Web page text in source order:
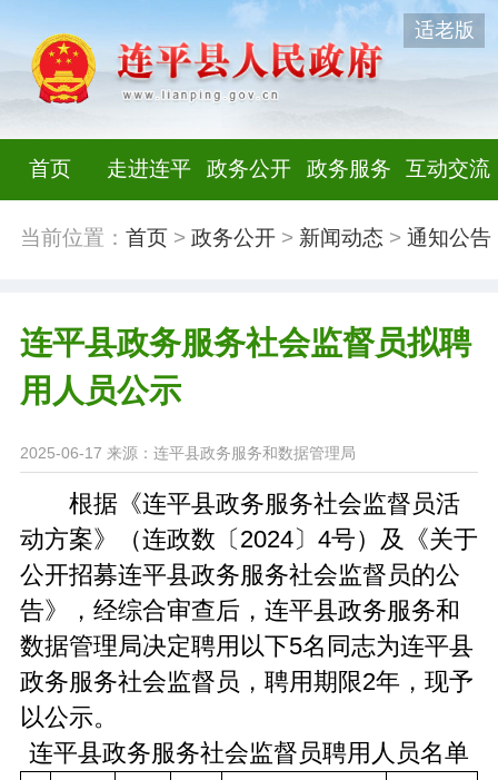
适老版
首页 走进连平 政务公开 政务服务 互动交流
当前位置： 首页> 政务公开> 新闻动态 > 通知公告
连平县政务服务社会监督员拟聘
用人员公示
2025-06-17 来源：连平县政务服务和数据管理局
根据《连平县政务服务社会监督员活
动方案》（连政数 〔2024〕 4号）及《关于
公开招募连平县政务服务社会监督员的公
告》，经综合审查后，连平县政务服务和
数据管理局决定聘用以下5名同志为连平县
政务服务社会监督员，聘用期限2年，现予
以公示。
连平县政务服务社会监督员聘用人员名单